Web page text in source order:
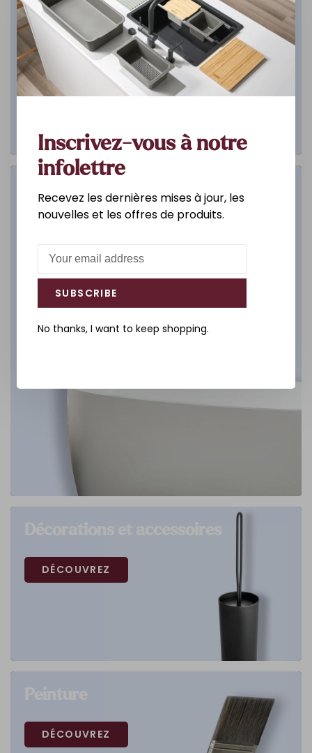
Salle de bain
DÉCOUVREZ
DÉCOUVREZ
Inscrivez-vous à notre
infolettre
Recevez les dernières mises à jour, les
nouvelles et les offres de produits.
SUBSCRIBE
No thanks, I want to keep shopping.